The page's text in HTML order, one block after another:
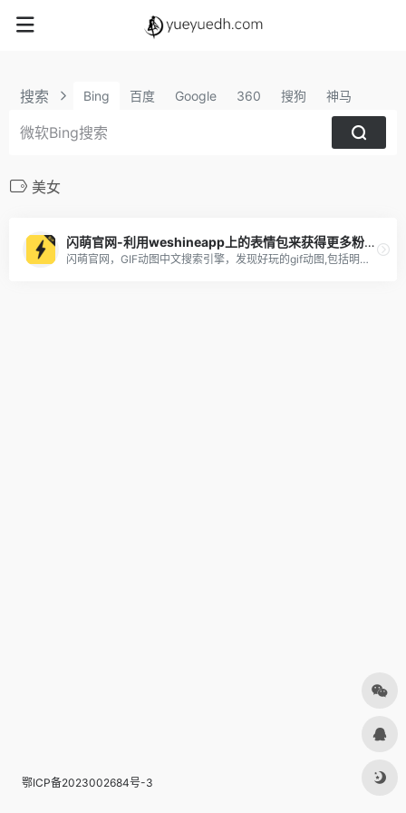
搜索 Bing 百度 Google 360 搜狗 神马
美女
闪萌官网-利用weshineapp上的表情包来获得更多粉丝及收益
闪萌官网，GIF动图中文搜索引擎，发现好玩的gif动图,包括明星、美女、搞笑、微信QQ聊天表情包，可以一键分享到微信QQ新浪微博，支持gif动图下载，表情包下载到手机
鄂ICP备2023002684号-3